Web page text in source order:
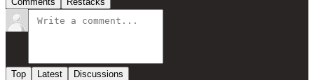
Top Latest Discussions